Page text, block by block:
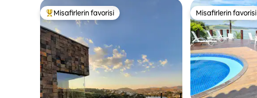
Misafirlerin favorilerinden en beğenilenler arasında
Misafirlerin favorisi Misafirlerin favorisi
Misafirlerin favorisi